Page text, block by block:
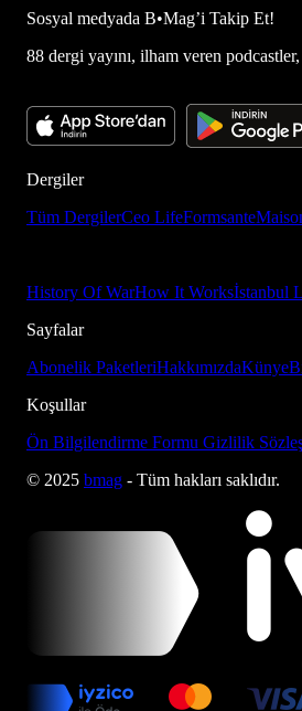
Sosyal medyada B•Mag’i Takip Et!
88 dergi yayını, ilham veren
Dergiler
Tüm DergilerCeo LifeFormsante
History Of WarHow It Worksİstanbul
Sayfalar
Abonelik PaketleriHakkımızdaKünye
Koşullar
Ön Bilgilendirme Formu Gizlilik
© 2025 bmag - Tüm hakları saklıdır.